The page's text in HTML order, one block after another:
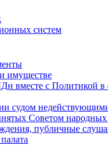
систем
имуществе
вместе с Политикой в
судом
Советом народных
публичные